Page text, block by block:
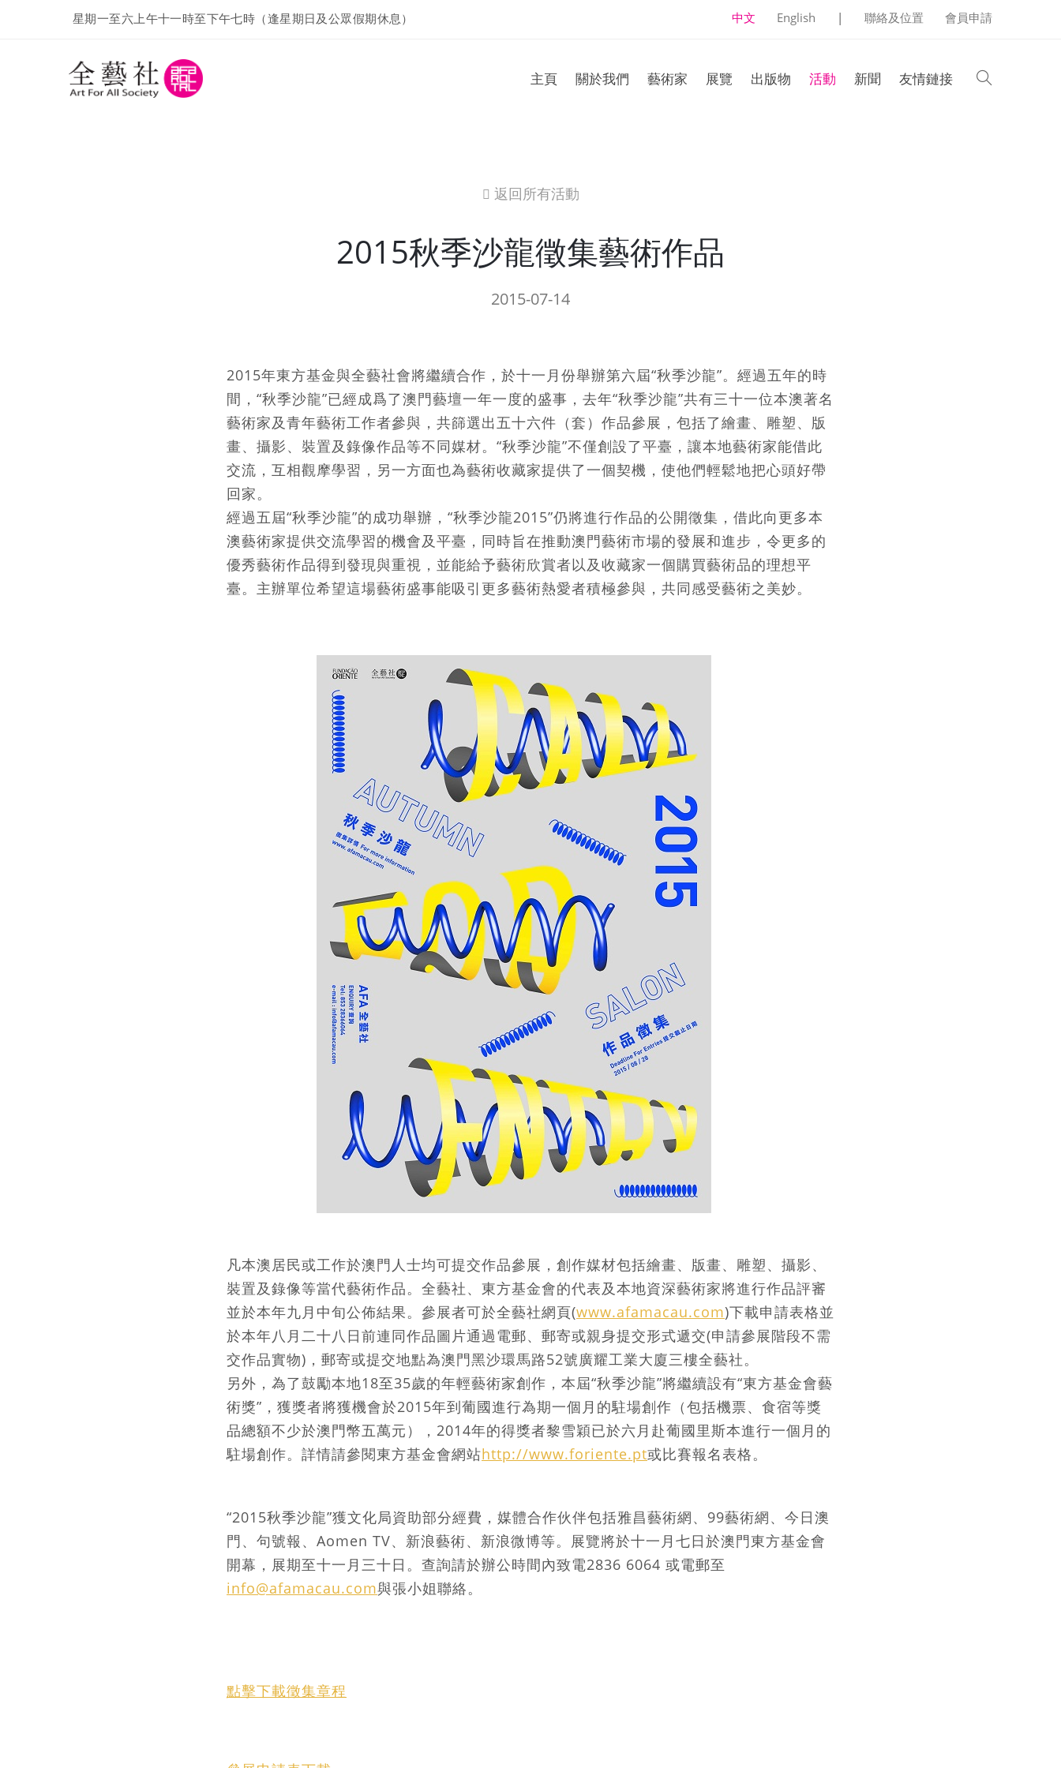
星期一至六上午十一時至下午七時（逢星期日及公眾假期休息） 中文 English | 聯絡及位置 會員申請
主頁 關於我們 藝術家 展覽 出版物 活動 新聞 友情鏈接
icon
返回所有活動
2015秋季沙龍徵集藝術作品
2015-07-14
2015年東方基金與全藝社會將繼續合作，於十一月份舉辦第六屆“秋季沙龍”。經過五年的時
間，“秋季沙龍”已經成爲了澳門藝壇一年一度的盛事，去年“秋季沙龍”共有三十一位本澳著名
藝術家及青年藝術工作者參與，共篩選出五十六件（套）作品參展，包括了繪畫、雕塑、版
畫、攝影、裝置及錄像作品等不同媒材。“秋季沙龍”不僅創設了平臺，讓本地藝術家能借此
交流，互相觀摩學習，另一方面也為藝術收藏家提供了一個契機，使他們輕鬆地把心頭好帶
回家。
經過五屆“秋季沙龍”的成功舉辦，“秋季沙龍2015”仍將進行作品的公開徵集，借此向更多本
澳藝術家提供交流學習的機會及平臺，同時旨在推動澳門藝術市場的發展和進步，令更多的
優秀藝術作品得到發現與重視，並能給予藝術欣賞者以及收藏家一個購買藝術品的理想平
臺。主辦單位希望這場藝術盛事能吸引更多藝術熱愛者積極參與，共同感受藝術之美妙。
凡本澳居民或工作於澳門人士均可提交作品參展，創作媒材包括繪畫、版畫、雕塑、攝影、
裝置及錄像等當代藝術作品。全藝社、東方基金會的代表及本地資深藝術家將進行作品評審
並於本年九月中旬公佈結果。參展者可於全藝社網頁(www.afamacau.com)下載申請表格並
於本年八月二十八日前連同作品圖片通過電郵、郵寄或親身提交形式遞交(申請參展階段不需
交作品實物)，郵寄或提交地點為澳門黑沙環馬路52號廣耀工業大廈三樓全藝社。
另外，為了鼓勵本地18至35歲的年輕藝術家創作，本屆“秋季沙龍”將繼續設有“東方基金會藝
術獎”，獲獎者將獲機會於2015年到葡國進行為期一個月的駐場創作（包括機票、食宿等獎
品總額不少於澳門幣五萬元），2014年的得獎者黎雪穎已於六月赴葡國里斯本進行一個月的
駐場創作。詳情請參閱東方基金會網站http://www.foriente.pt或比賽報名表格。
“2015秋季沙龍”獲文化局資助部分經費，媒體合作伙伴包括雅昌藝術網、99藝術網、今日澳
門、句號報、Aomen TV、新浪藝術、新浪微博等。展覽將於十一月七日於澳門東方基金會
開幕，展期至十一月三十日。查詢請於辦公時間內致電2836 6064 或電郵至
info@afamacau.com與張小姐聯絡。
點擊下載徵集章程